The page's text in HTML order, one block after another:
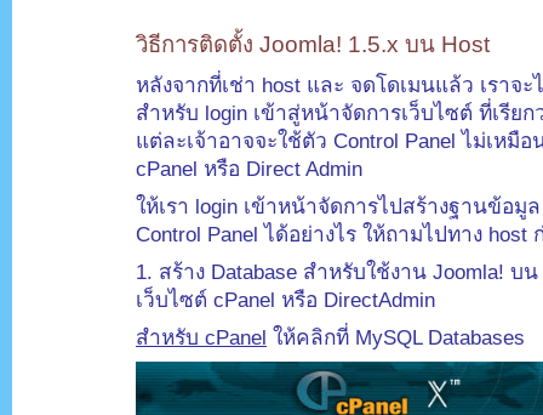
วิธีการติดตั้ง Joomla! 1.5.x บน Host
หลังจากที่เช่า host และ จดโดเมนแล้ว เราจะ
สำหรับ login เข้าสู่หน้าจัดการเว็บไซต์ ที่เรียก
แต่ละเจ้าอาจจะใช้ตัว Control Panel ไม่เหมื
cPanel หรือ Direct Admin
ให้เรา login เข้าหน้าจัดการไปสร้างฐานข้อมู
Control Panel ได้อย่างไร ให้ถามไปทาง host
1. สร้าง Database สำหรับใช้งาน Joomla! บ
เว็บไซต์ cPanel หรือ DirectAdmin
สำหรับ cPanel ให้คลิกที่ MySQL Databases